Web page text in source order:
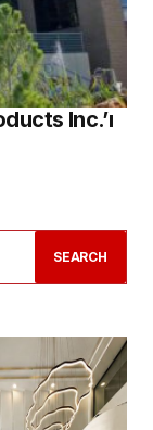
Inc.’ı
SEARCH